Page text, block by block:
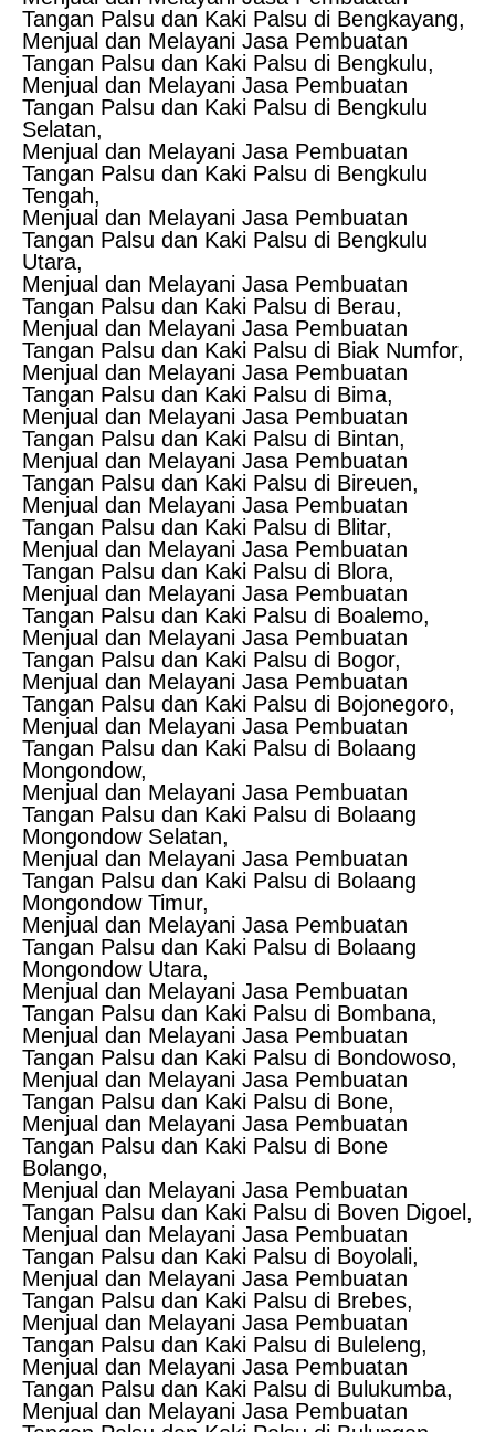
Tangan Palsu dan Kaki Palsu di Bengkayang,
Menjual dan Melayani Jasa Pembuatan
Tangan Palsu dan Kaki Palsu di Bengkulu,
Menjual dan Melayani Jasa Pembuatan
Tangan Palsu dan Kaki Palsu di Bengkulu
Selatan,
Menjual dan Melayani Jasa Pembuatan
Tangan Palsu dan Kaki Palsu di Bengkulu
Tengah,
Menjual dan Melayani Jasa Pembuatan
Tangan Palsu dan Kaki Palsu di Bengkulu
Utara,
Menjual dan Melayani Jasa Pembuatan
Tangan Palsu dan Kaki Palsu di Berau,
Menjual dan Melayani Jasa Pembuatan
Tangan Palsu dan Kaki Palsu di Biak Numfor,
Menjual dan Melayani Jasa Pembuatan
Tangan Palsu dan Kaki Palsu di Bima,
Menjual dan Melayani Jasa Pembuatan
Tangan Palsu dan Kaki Palsu di Bintan,
Menjual dan Melayani Jasa Pembuatan
Tangan Palsu dan Kaki Palsu di Bireuen,
Menjual dan Melayani Jasa Pembuatan
Tangan Palsu dan Kaki Palsu di Blitar,
Menjual dan Melayani Jasa Pembuatan
Tangan Palsu dan Kaki Palsu di Blora,
Menjual dan Melayani Jasa Pembuatan
Tangan Palsu dan Kaki Palsu di Boalemo,
Menjual dan Melayani Jasa Pembuatan
Tangan Palsu dan Kaki Palsu di Bogor,
Menjual dan Melayani Jasa Pembuatan
Tangan Palsu dan Kaki Palsu di Bojonegoro,
Menjual dan Melayani Jasa Pembuatan
Tangan Palsu dan Kaki Palsu di Bolaang
Mongondow,
Menjual dan Melayani Jasa Pembuatan
Tangan Palsu dan Kaki Palsu di Bolaang
Mongondow Selatan,
Menjual dan Melayani Jasa Pembuatan
Tangan Palsu dan Kaki Palsu di Bolaang
Mongondow Timur,
Menjual dan Melayani Jasa Pembuatan
Tangan Palsu dan Kaki Palsu di Bolaang
Mongondow Utara,
Menjual dan Melayani Jasa Pembuatan
Tangan Palsu dan Kaki Palsu di Bombana,
Menjual dan Melayani Jasa Pembuatan
Tangan Palsu dan Kaki Palsu di Bondowoso,
Menjual dan Melayani Jasa Pembuatan
Tangan Palsu dan Kaki Palsu di Bone,
Menjual dan Melayani Jasa Pembuatan
Tangan Palsu dan Kaki Palsu di Bone
Bolango,
Menjual dan Melayani Jasa Pembuatan
Tangan Palsu dan Kaki Palsu di Boven Digoel,
Menjual dan Melayani Jasa Pembuatan
Tangan Palsu dan Kaki Palsu di Boyolali,
Menjual dan Melayani Jasa Pembuatan
Tangan Palsu dan Kaki Palsu di Brebes,
Menjual dan Melayani Jasa Pembuatan
Tangan Palsu dan Kaki Palsu di Buleleng,
Menjual dan Melayani Jasa Pembuatan
Tangan Palsu dan Kaki Palsu di Bulukumba,
Menjual dan Melayani Jasa Pembuatan